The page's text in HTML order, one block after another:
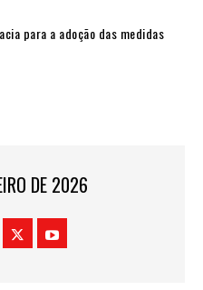
para a adoção das medidas
DE 2026